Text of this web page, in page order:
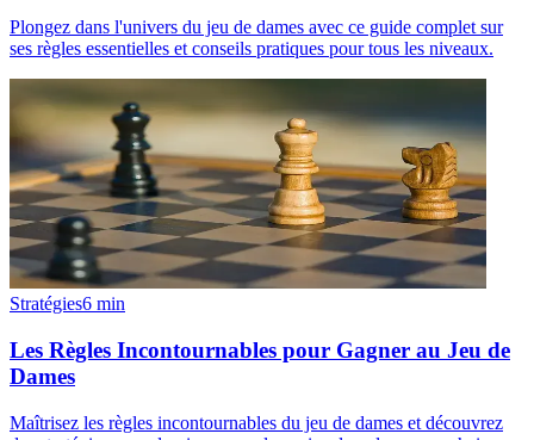
Plongez dans l'univers du jeu de dames avec ce guide complet sur
ses règles essentielles et conseils pratiques pour tous les niveaux.
Stratégies6 min
Les Règles Incontournables pour Gagner au Jeu de
Dames
Maîtrisez les règles incontournables du jeu de dames et découvrez